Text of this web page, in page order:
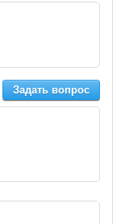
Задать вопрос